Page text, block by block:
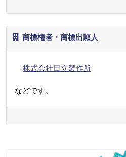
商標権者・商標出願人
株式会社日立製作所
などです。